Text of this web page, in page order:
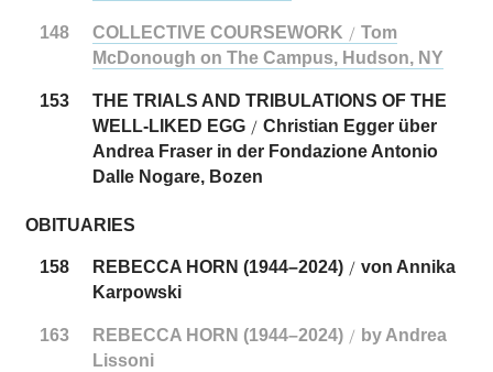
148 COLLECTIVE COURSEWORK / Tom
McDonough on The Campus, Hudson, NY
153
THE TRIALS AND TRIBULATIONS OF THE
WELL-LIKED EGG/ Christian Egger über
Andrea Fraser in der Fondazione Antonio
Dalle Nogare, Bozen
OBITUARIES
158 REBECCA HORN (1944–2024)/ von Annika
Karpowski
163 REBECCA HORN (1944–2024)/ by Andrea
Lissoni